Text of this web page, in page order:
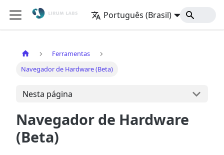
Português (Brasil) Início
Ferramentas
Navegador de Hardware (Beta)
Nesta página
Navegador de Hardware
(Beta)